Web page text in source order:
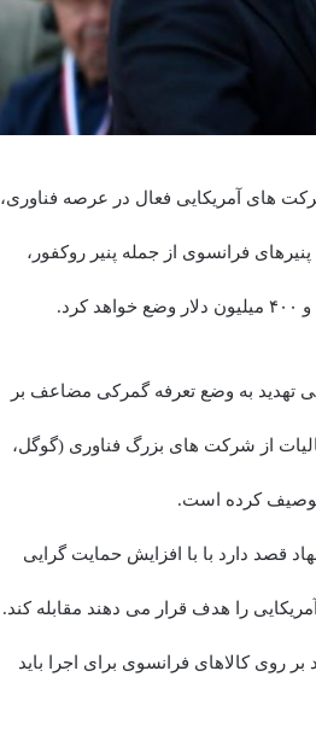
های آمریکایی فعال در عرصه فناوری،
فرانسوی از جمله پنیر روکفور،
تهدید به وضع تعرفه گمرکی مضاعف بر
از شرکت های بزرگ فناوری (گوگل،
توصیف کرده است.
قصد دارد با با افزایش حمایت گرایی
را هدف قرار می دهند مقابله کند.
روی کالاهای فرانسوی برای اجرا باید